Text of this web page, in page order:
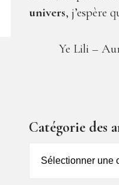
univers, j’espère
Ye Lili –
Catégorie des
des